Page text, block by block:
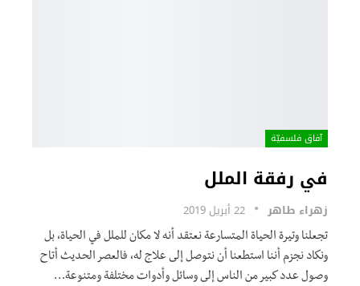
آفاق فلسفيّة‎
في رفقة الملل
زهراء طاهر 22 أبريل 2019
تجعلنا وتيرة الحياة المتسارعة نعتقد أنه لا مكان للملل في الحياة، بل
ونكاد نجزم أننا استطعنا أن نتوصل إلى علاج له، فالعصر الحديث أتاح
وصول عدد كبير من الناس إلى وسائل وأدوات مختلفة ومتنوعة…